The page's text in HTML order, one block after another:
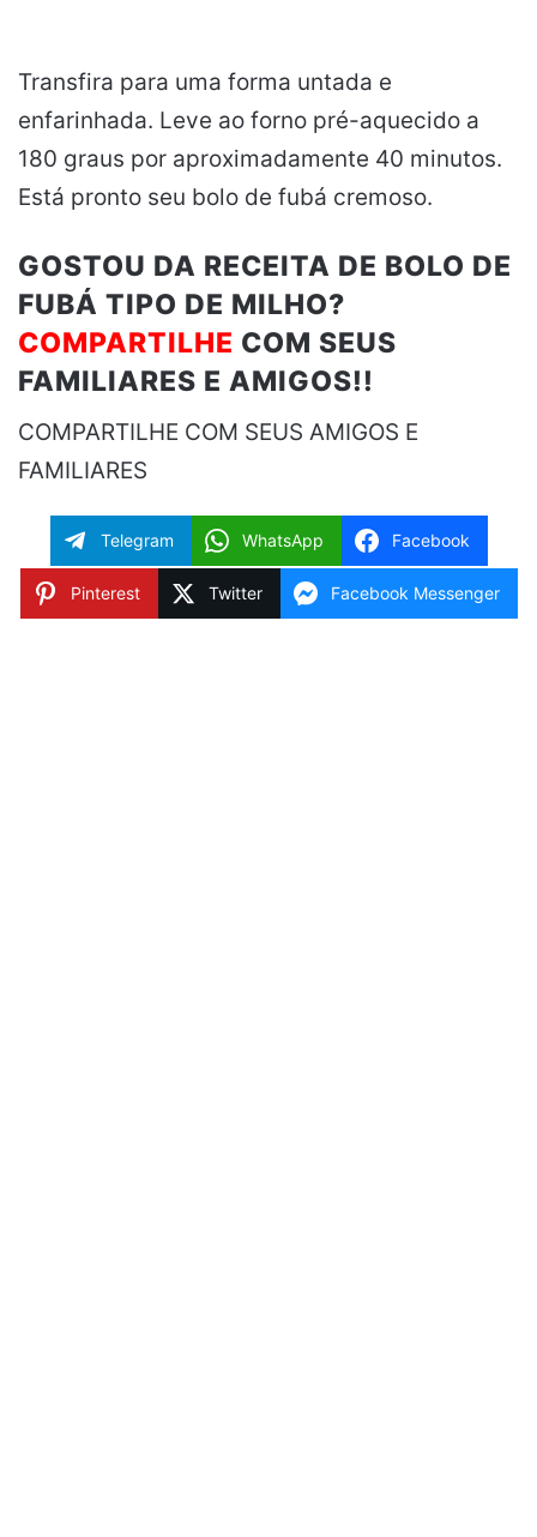
Transfira para uma forma untada e
enfarinhada. Leve ao forno pré-aquecido a
180 graus por aproximadamente 40 minutos.
Está pronto seu bolo de fubá cremoso.
GOSTOU DA RECEITA DE BOLO DE
FUBÁ TIPO DE MILHO?
COMPARTILHE COM SEUS
FAMILIARES E AMIGOS!!
COMPARTILHE COM SEUS AMIGOS E
FAMILIARES
Telegram WhatsApp Facebook
Pinterest Twitter Facebook Messenger